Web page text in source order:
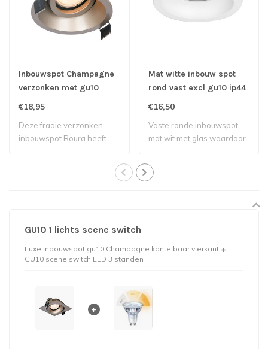
Inbouwspot Champagne
verzonken met gu10
€18,95
Deze fraaie verzonken
inbouwspot Roura heeft
Mat witte inbouw spot
rond vast excl gu10 ip44
badkamer
€16,50
Vaste ronde inbouwspot
mat wit met glas waardoor
GU10 1 lichts scene switch
Luxe inbouwspot gu10 Champagne kantelbaar vierkant
GU10 scene switch LED 3 standen